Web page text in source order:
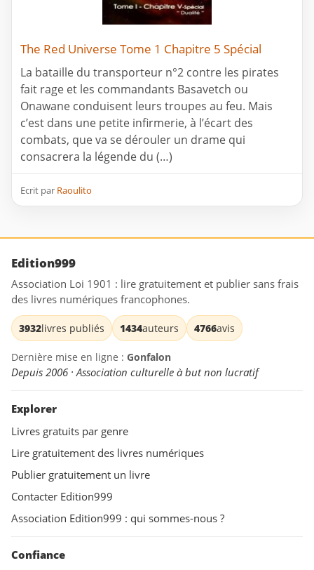
The Red Universe Tome 1 Chapitre 5 Spécial
La bataille du transporteur n°2 contre les pirates
fait rage et les commandants Basavetch ou
Onawane conduisent leurs troupes au feu. Mais
c’est dans une petite infirmerie, à l’écart des
combats, que va se dérouler un drame qui
consacrera la légende du (…)
Ecrit par Raoulito
Edition999
Association Loi 1901 : lire gratuitement et publier sans frais
des livres numériques francophones.
3932livres publiés 1434auteurs 4766avis
Dernière mise en ligne : Gonfalon
Depuis 2006 · Association culturelle à but non lucratif
Explorer
Livres gratuits par genre
Lire gratuitement des livres numériques
Publier gratuitement un livre
Contacter Edition999
Association Edition999 : qui sommes-nous ?
Confiance